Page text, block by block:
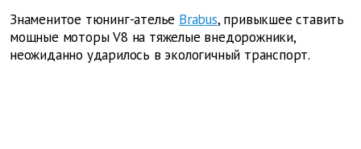
Знаменитое тюнинг-ателье Brabus, привыкшее ставить
мощные моторы V8 на тяжелые внедорожники,
неожиданно ударилось в экологичный транспорт.